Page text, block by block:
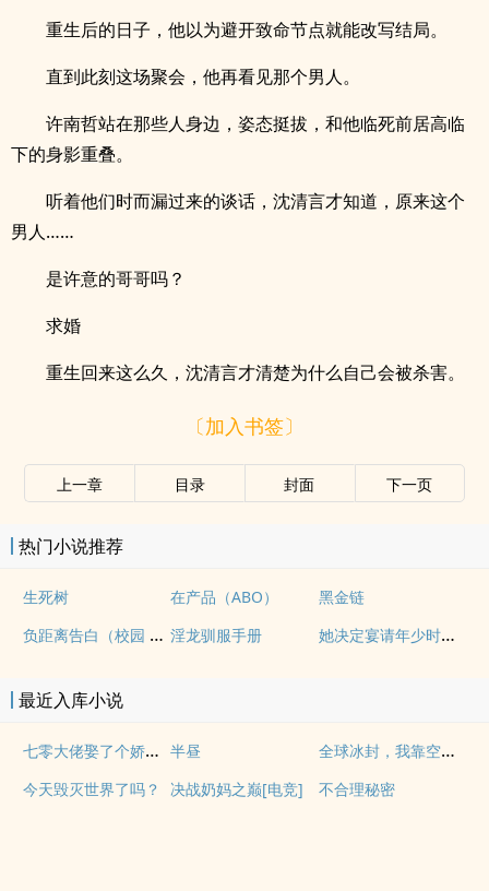
重生后的日子，他以为避开致命节点就能改写结局。
直到此刻这场聚会，他再看见那个男人。
许南哲站在那些人身边，姿态挺拔，和他临死前居高临
下的身影重叠。
听着他们时而漏过来的谈话，沈清言才知道，原来这个
男人……
是许意的哥哥吗？
求婚
重生回来这么久，沈清言才清楚为什么自己会被杀害。
〔加入书签〕
上一章 目录 封面 下一页
热门小说推荐
生死树 在产品（ABO） 黑金链
负距离告白（校园 h） 淫龙驯服手册 她决定宴请年少时的自己（1v1H）
最近入库小说
七零大佬娶了个娇艳女明星 半昼 全球冰封，我靠空间囤物躺平
今天毁灭世界了吗？ 决战奶妈之巅[电竞] 不合理秘密